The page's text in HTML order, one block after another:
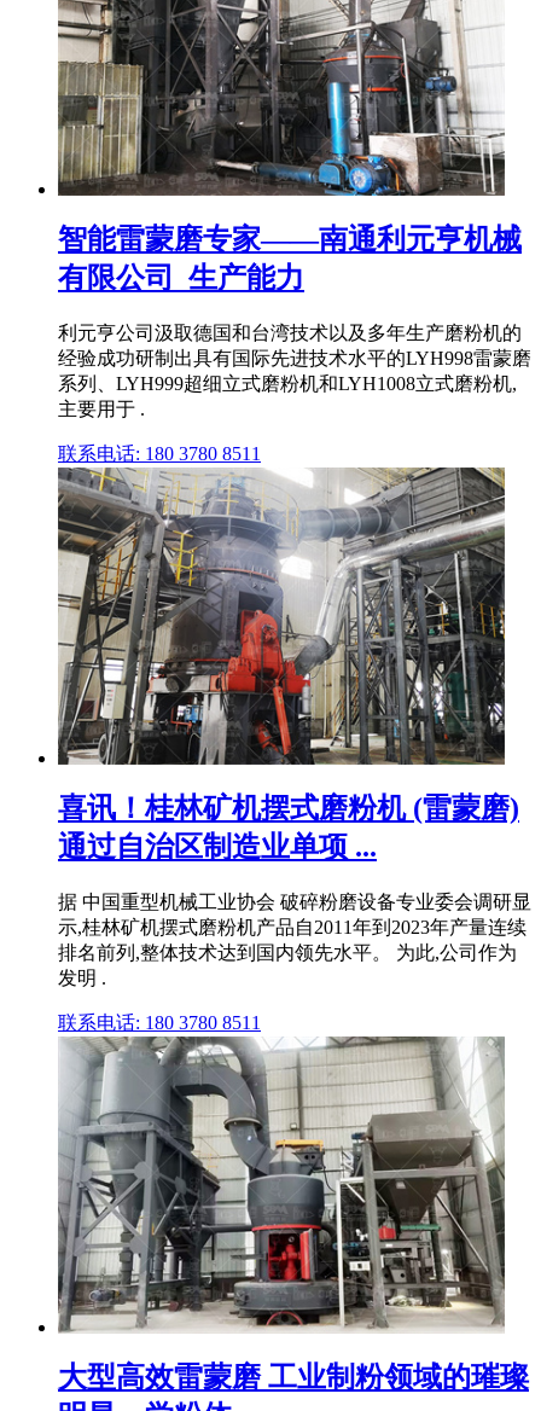
智能雷蒙磨专家——南通利元亨机械
有限公司_生产能力
利元亨公司汲取德国和台湾技术以及多年生产磨粉机的
经验成功研制出具有国际先进技术水平的LYH998雷蒙磨
系列、LYH999超细立式磨粉机和LYH1008立式磨粉机,
主要用于 .
联系电话: 180 3780 8511
喜讯！桂林矿机摆式磨粉机 (雷蒙磨)
通过自治区制造业单项 ...
据 中国重型机械工业协会 破碎粉磨设备专业委会调研显
示,桂林矿机摆式磨粉机产品自2011年到2023年产量连续
排名前列,整体技术达到国内领先水平。 为此,公司作为
发明 .
联系电话: 180 3780 8511
大型高效雷蒙磨 工业制粉领域的璀璨